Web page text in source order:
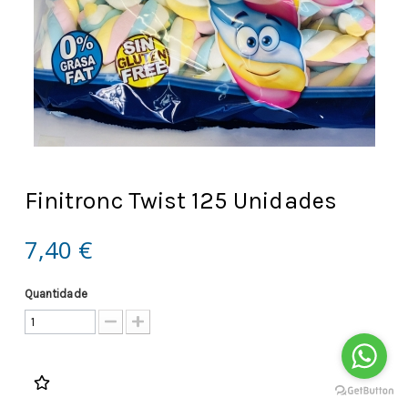
Finitronc Twist 125 Unidades
7,40 €
Quantidade